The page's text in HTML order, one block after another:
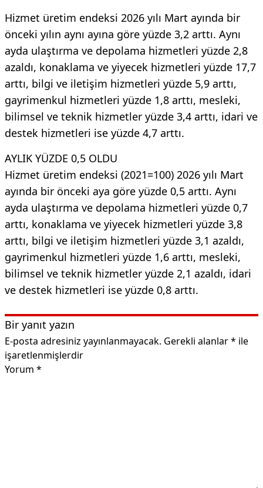
Hizmet üretim endeksi 2026 yılı Mart ayında bir
önceki yılın aynı ayına göre yüzde 3,2 arttı. Aynı
ayda ulaştırma ve depolama hizmetleri yüzde 2,8
azaldı, konaklama ve yiyecek hizmetleri yüzde 17,7
arttı, bilgi ve iletişim hizmetleri yüzde 5,9 arttı,
gayrimenkul hizmetleri yüzde 1,8 arttı, mesleki,
bilimsel ve teknik hizmetler yüzde 3,4 arttı, idari ve
destek hizmetleri ise yüzde 4,7 arttı.
AYLIK YÜZDE 0,5 OLDU
Hizmet üretim endeksi (2021=100) 2026 yılı Mart
ayında bir önceki aya göre yüzde 0,5 arttı. Aynı
ayda ulaştırma ve depolama hizmetleri yüzde 0,7
arttı, konaklama ve yiyecek hizmetleri yüzde 3,8
arttı, bilgi ve iletişim hizmetleri yüzde 3,1 azaldı,
gayrimenkul hizmetleri yüzde 1,6 arttı, mesleki,
bilimsel ve teknik hizmetler yüzde 2,1 azaldı, idari
ve destek hizmetleri ise yüzde 0,8 arttı.
Bir yanıt yazın
E-posta adresiniz yayınlanmayacak. Gerekli alanlar* ile
işaretlenmişlerdir
Yorum *